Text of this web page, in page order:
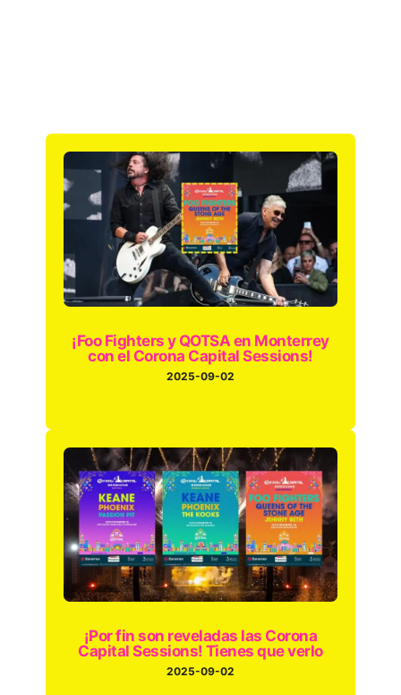
¡Foo Fighters y QOTSA en Monterrey
con el Corona Capital Sessions!
2025-09-02
¡Por fin son reveladas las Corona
Capital Sessions! Tienes que verlo
2025-09-02